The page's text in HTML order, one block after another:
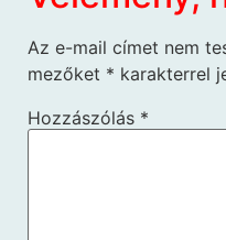
Az e-mail címet nem
mezőket * karakterrel
Hozzászólás *